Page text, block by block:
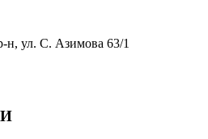
н, ул. С. Азимова 63/1